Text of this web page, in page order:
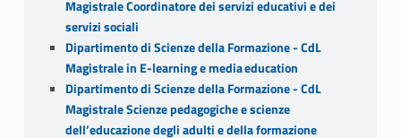
Magistrale Coordinatore dei servizi educativi e dei
servizi sociali
Dipartimento di Scienze della Formazione - CdL
Magistrale in E-learning e media education
Dipartimento di Scienze della Formazione - CdL
Magistrale Scienze pedagogiche e scienze
dell’educazione degli adulti e della formazione